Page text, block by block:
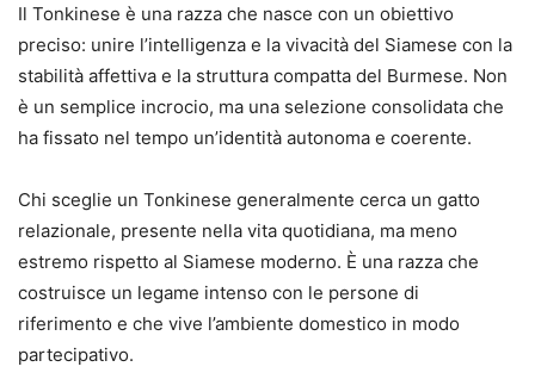
Il Tonkinese è una razza che nasce con un obiettivo
preciso: unire l’intelligenza e la vivacità del Siamese con la
stabilità affettiva e la struttura compatta del Burmese. Non
è un semplice incrocio, ma una selezione consolidata che
ha fissato nel tempo un’identità autonoma e coerente.
Chi sceglie un Tonkinese generalmente cerca un gatto
relazionale, presente nella vita quotidiana, ma meno
estremo rispetto al Siamese moderno. È una razza che
costruisce un legame intenso con le persone di
riferimento e che vive l’ambiente domestico in modo
partecipativo.